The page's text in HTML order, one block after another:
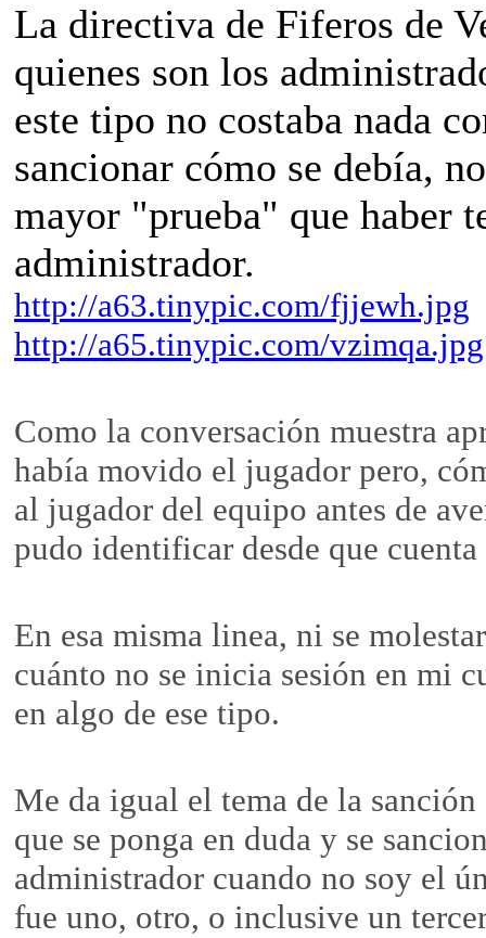
La directiva de Fiferos de
quienes son los
este tipo no costaba nada
sancionar cómo se debía,
mayor "prueba" que haber
administrador.
http://a63.tinypic.com/fjjewh.jpg
http://a65.tinypic.com/vzimqa.jpg
Como la conversación muestra
había movido el jugador pero,
al jugador del equipo antes de
pudo identificar desde que
En esa misma linea, ni se
cuánto no se inicia sesión en mi
en algo de ese tipo.
Me da igual el tema de la
que se ponga en duda y se
administrador cuando no soy el
fue uno, otro, o inclusive un